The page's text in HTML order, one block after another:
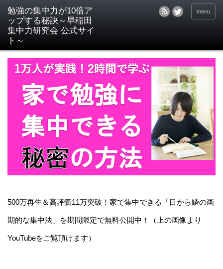
menu
500万再生＆高評価11万突破！家で集中できる「目から鱗の画
期的な集中法」を期間限定で無料公開中！（上の画像より
YouTubeをご覧頂けます）